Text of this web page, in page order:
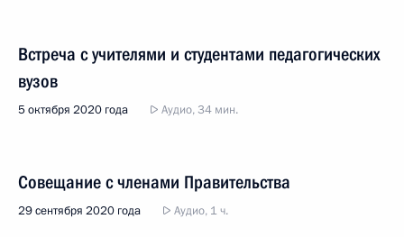
Встреча с учителями и студентами педагогических
вузов
5 октября 2020 года Аудио, 34 мин.
Совещание с членами Правительства
29 сентября 2020 года Аудио, 1 ч.